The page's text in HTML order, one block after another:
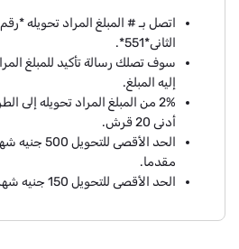
اتصل بـ # المبلغ المراد تحويله
الثانى*551*.
سوف تصلك رسالة تأكيد للمبلغ
إليه المبلغ.
2% من المبلغ المراد تحويله إلى
أدنى 20 قرش.
الحد الأقصى
مقدما.
الحد الأقصى للتحويل 150 جنيه شهريا لعملاء Indigo.